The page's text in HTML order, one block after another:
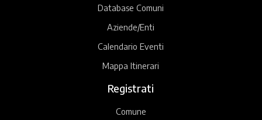
Database Comuni
Aziende/Enti
Calendario Eventi
Mappa Itinerari
Registrati
Comune